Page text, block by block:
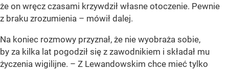
że on wręcz czasami krzywdził własne otoczenie. Pewnie
z braku zrozumienia – mówił dalej.
Na koniec rozmowy przyznał, że nie wyobraża sobie,
by za kilka lat pogodził się z zawodnikiem i składał mu
życzenia wigilijne. – Z Lewandowskim chce mieć tylko